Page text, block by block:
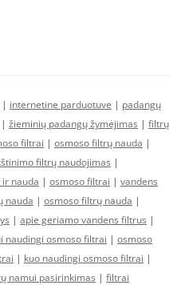
| internetine parduotuve | padangų
| žieminių padangų žymėjimas | filtrų
filtrai | osmoso filtrų nauda |
filtrų naudojimas |
nauda | osmoso filtrai | vandens
nauda | osmoso filtrų nauda |
| apie geriamo vandens filtrus |
naudingi osmoso filtrai | osmoso
| kuo naudingi osmoso filtrai |
namui pasirinkimas | filtrai